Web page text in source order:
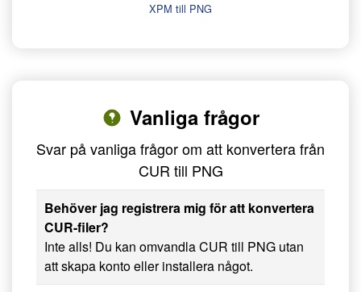
XPM till PNG
Vanliga frågor
Svar på vanliga frågor om att konvertera från
CUR till PNG
Behöver jag registrera mig för att konvertera
CUR-filer?
Inte alls! Du kan omvandla CUR till PNG utan
att skapa konto eller installera något.